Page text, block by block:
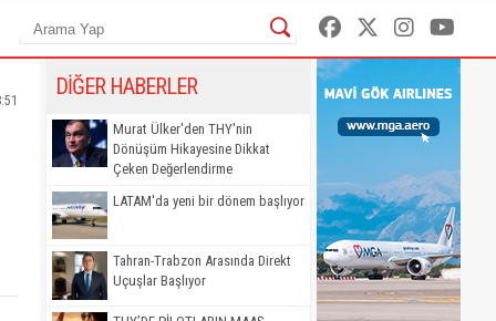
DİĞER HABERLER
Murat Ülker'den THY'nin
Dönüşüm Hikayesine Dikkat
Çeken Değerlendirme
LATAM'da yeni bir dönem başlıyor
Tahran-Trabzon Arasında Direkt
Uçuşlar Başlıyor